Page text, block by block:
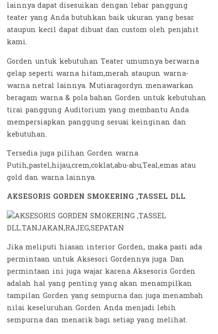
lainnya dapat disesuikan dengan lebar panggung
teater yang Anda butuhkan baik ukuran yang besar
ataupun kecil dapat dibuat dan custom oleh penjahit
kami.
Gorden untuk kebutuhan Teater umumnya berwarna
gelap seperti warna hitam,merah ataupun warna-
warna netral lainnya. Mutiaragordyn menawarkan
beragam warna & pola bahan Gorden untuk kebutuhan
tirai panggung Auditorium yang membantu Anda
mempersiapkan panggung sesuai keinginan dan
kebutuhan.
Tersedia juga pilihan Gorden warna
Putih,pastel,hijau,crem,coklat,abu-abu,Teal,emas atau
gold dan warna lainnya.
AKSESORIS GORDEN SMOKERING ,TASSEL DLL.
Jika meliputi hiasan interior Gorden, maka pasti ada
permintaan untuk Aksesori Gordennya juga. Dan
permintaan ini juga wajar karena Aksesoris Gorden
adalah hal yang penting yang akan menampilkan
tampilan Gorden yang sempurna dan juga menambah
nilai keseluruhan Gorden Anda menjadi lebih
sempurna dan menarik bagi setiap yang melihat.